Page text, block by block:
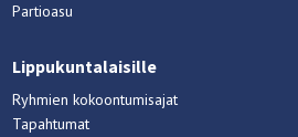
Partioasu
Lippukuntalaisille
Ryhmien kokoontumisajat
Tapahtumat